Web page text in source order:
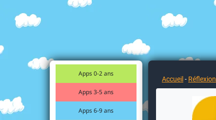
Apps 0-2 ans
Apps 3-5 ans
Apps 6-9 ans
Accueil - Réflexion